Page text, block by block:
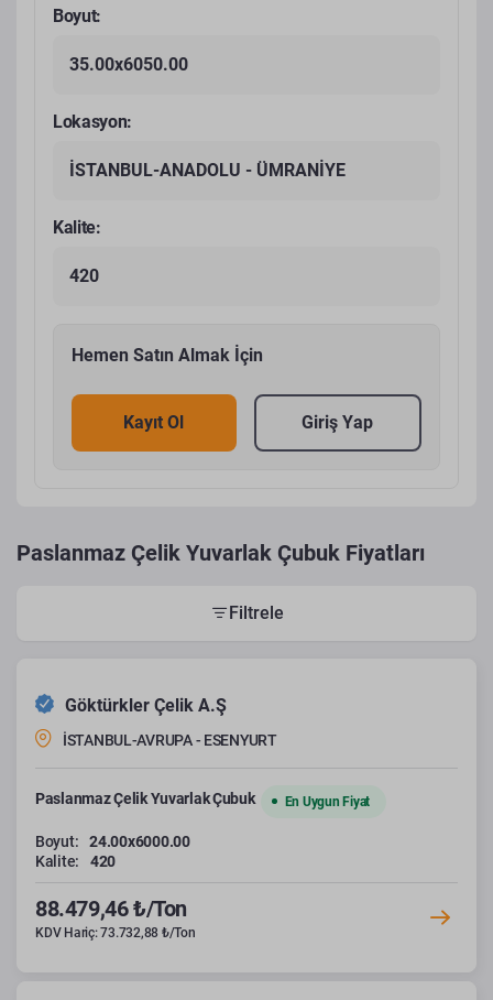
Boyut:
35.00x6050.00
Lokasyon:
İSTANBUL-ANADOLU - ÜMRANİYE
Kalite:
420
Hemen Satın Almak İçin
Kayıt Ol Giriş Yap
Paslanmaz Çelik Yuvarlak Çubuk Fiyatları
Filtrele
Göktürkler Çelik A.Ş
İSTANBUL-AVRUPA - ESENYURT
Paslanmaz Çelik Yuvarlak Çubuk En Uygun Fiyat
Boyut:
24.00x6000.00
Kalite:
420
88.479,46 ₺/Ton
KDV Hariç: 73.732,88 ₺/Ton